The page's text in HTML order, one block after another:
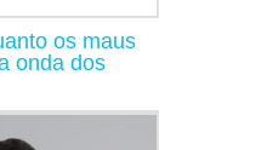
os maus
onda dos